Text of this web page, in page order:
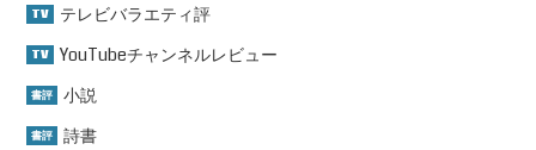
TV テレビバラエティ評
TV YouTubeチャンネルレビュー
書評 小説
書評 詩書